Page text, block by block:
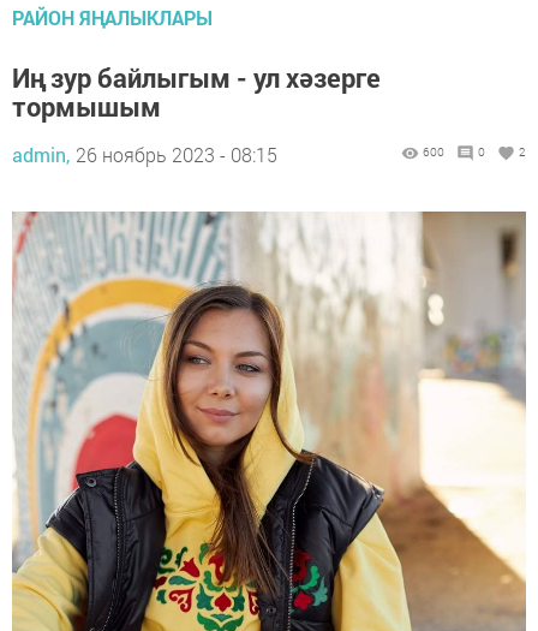
РАЙОН ЯҢАЛЫКЛАРЫ
Иң зур байлыгым - ул хәзерге
тормышым
admin, 26 ноябрь 2023 - 08:15 600 0 2